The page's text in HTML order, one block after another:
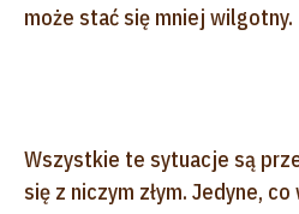
może stać się mniej wilgotny.
Wszystkie te sytuacje są
się z niczym złym. Jedyne,